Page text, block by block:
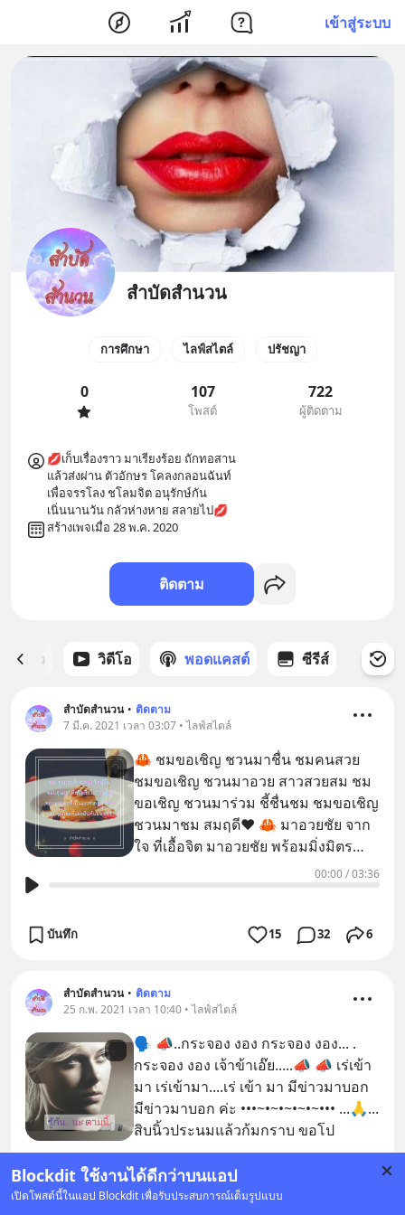
เข้าสู่ระบบ
Blockdit ใช้งานได้ดีกว่าบนแอป
เปิดโพสต์นี้ในแอป Blockdit เพื่อรับประสบการณ์เต็มรูปแบบ
สำบัดสำนวน
การศึกษา ไลฟ์สไตล์ ปรัชญา
0 107
โพสต์
722
ผู้ติดตาม
💋เก็บเรื่องราว มาเรียงร้อย ถักทอสาน
แล้วส่งผ่าน ตัวอักษร โคลงกลอนฉันท์
เพื่อจรรโลง ชโลมจิต อนุรักษ์กัน
สร้างเพจเมื่อ 28 พ.ค. 2020
ติดตาม
ด้ดาว วิดีโอ พอดแคสต์ ซีรีส์
สำบัดสำนวน • ติดตาม
7 มี.ค. 2021 เวลา 03:07 • ไลฟ์สไตล์
🦀 ชมขอเชิญ ชวนมาชื่น ชมคนสวย
ชมขอเชิญ ชวนมาอวย สาวสวยสม ชม
ขอเชิญ ชวนมาร่วม ชี้ชื่นชม ชมขอเชิญ
ชวนมาชม สมฤดี❤ 🦀 มาอวยชัย จาก
ใจ ที่เอื้อจิต มาอวยชัย พร้อมมิ่งมิตร
00:00/03:36
บันทึก 15 32 6
สำบัดสำนวน • ติดตาม
25 ก.พ. 2021 เวลา 10:40 • ไลฟ์สไตล์
🗣 📣..กระจอง งอง กระจอง งอง... .
กระจอง งอง เจ้าข้าเอ๊ย.....📣 📣 เร่เข้า
มา เร่เข้ามา....เร่ เข้า มา มีข่าวมาบอก
มีข่าวมาบอก ค่ะ •••~•~•~•~•~••• ...🙏...
สิบนิ้วประนมแล้วก้มกราบ ขอโป
00:00/01:28